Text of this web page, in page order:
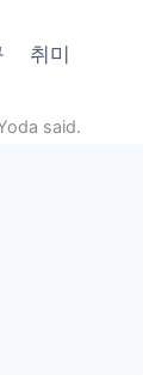
취미
said.